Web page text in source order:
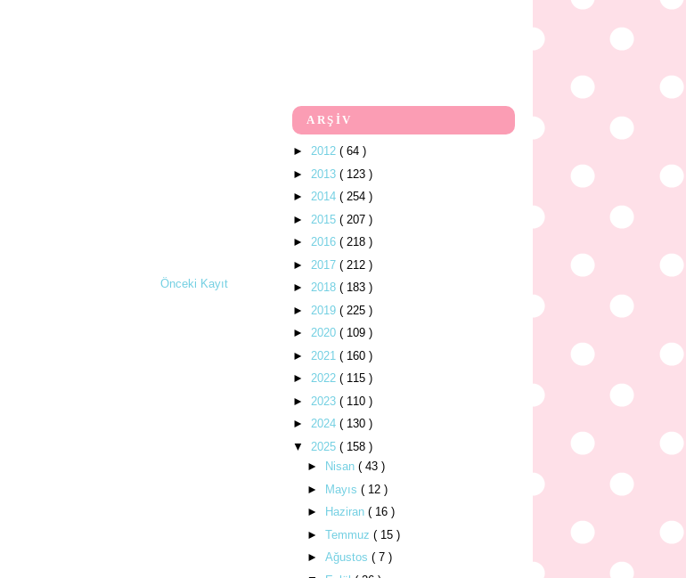
Önceki Kayıt
ARŞİV
► 2012 ( 64 )
► 2013 ( 123 )
► 2014 ( 254 )
► 2015 ( 207 )
► 2016 ( 218 )
► 2017 ( 212 )
► 2018 ( 183 )
► 2019 ( 225 )
► 2020 ( 109 )
► 2021 ( 160 )
► 2022 ( 115 )
► 2023 ( 110 )
► 2024 ( 130 )
▼ 2025 ( 158 )
►
Nisan ( 43 )
► Mayıs ( 12 )
►
Haziran ( 16 )
► Temmuz ( 15 )
► Ağustos ( 7 )